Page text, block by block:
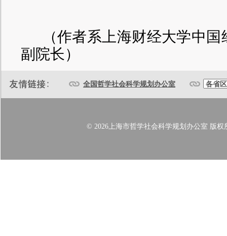
（作者系上海财经大学中
副院长）
全国哲学社会科学规划办公室
© 2026上海市哲学社会科学规划办公室 版权